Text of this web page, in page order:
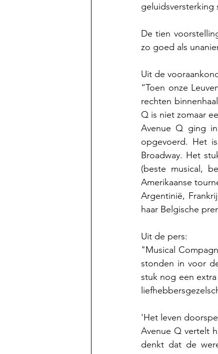
geluidsversterking
De tien
zo goed als
Uit de
“Toen onze
rechten
Q is niet zomaar
Avenue Q ging
opgevoerd. Het
Broadway. Het
(beste musical,
Amerikaanse
Argentinië,
haar Belgische
Uit de pers:
"Musical
stonden in voor
stuk nog een
'Het leven
Avenue Q vertelt
denkt dat de